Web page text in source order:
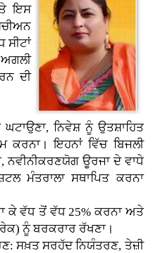
ਇਸ
ਸੀਟਾਂ
ਦੀ
ਨਿਵੇਸ਼ ਨੂੰ ਉਤਸ਼ਾਹਿਤ
ਕਰਨਾ। ਇਹਨਾਂ ਵਿੱਚ ਬਿਜਲੀ
ਨਵੀਨੀਕਰਣਯੋਗ ਊਰਜਾ ਦੇ ਵਾਧੇ
ਮੰਤਰਾਲਾ ਸਥਾਪਿਤ ਕਰਨਾ
ਵੱਧ ਤੋਂ ਵੱਧ 25% ਕਰਨਾ ਅਤੇ
ਨੂੰ ਬਰਕਰਾਰ ਰੱਖਣਾ।
ਸਖ਼ਤ ਸਰਹੱਦ ਨਿਯੰਤਰਣ, ਤੇਜ਼ੀ